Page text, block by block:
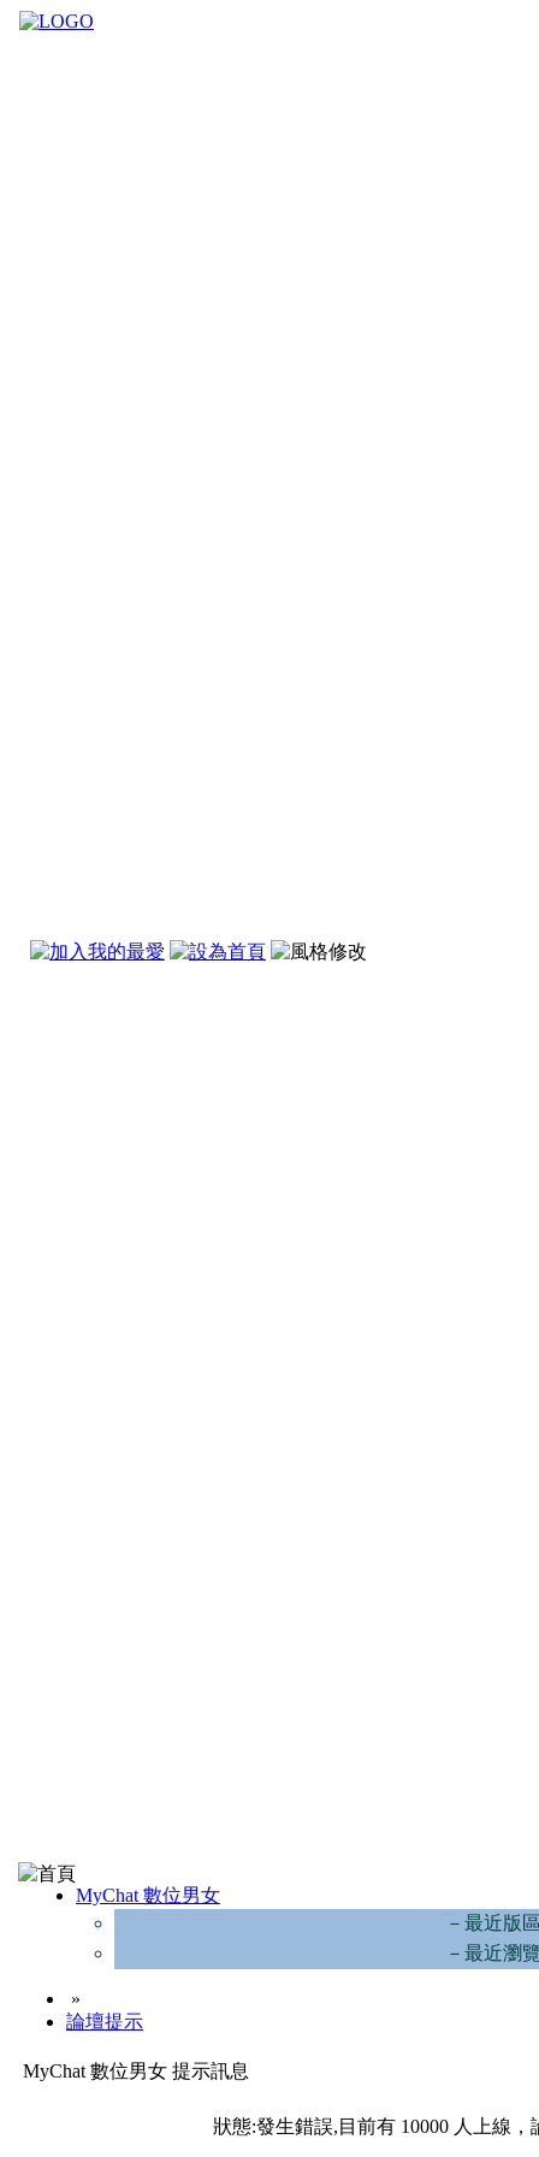
MyChat 數位男女
－最近版
－最近瀏
»
論壇提示
MyChat 數位男女 提示訊息
狀態:發生錯誤,目前有 10000 人上線